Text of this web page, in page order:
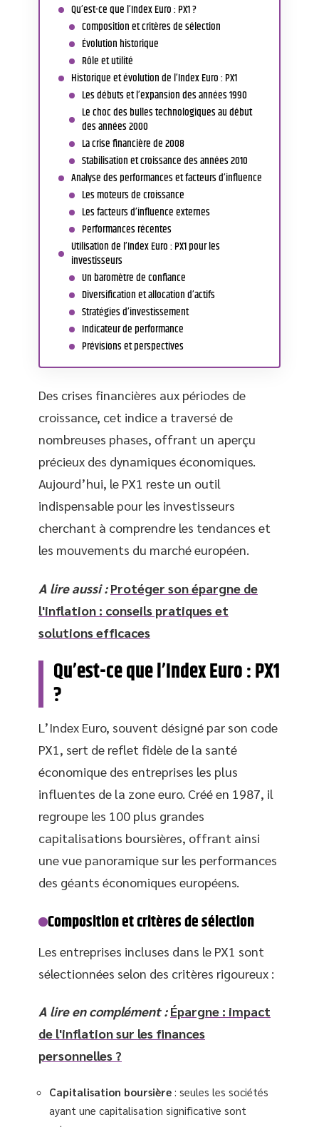
Qu’est-ce que l’Index Euro : PX1 ?
Composition et critères de sélection
Évolution historique
Rôle et utilité
Historique et évolution de l’Index Euro : PX1
Les débuts et l’expansion des années 1990
Le choc des bulles technologiques au début
des années 2000
La crise financière de 2008
Stabilisation et croissance des années 2010
Analyse des performances et facteurs d’influence
Les moteurs de croissance
Les facteurs d’influence externes
Performances récentes
Utilisation de l’Index Euro : PX1 pour les
investisseurs
Un baromètre de confiance
Diversification et allocation d’actifs
Stratégies d’investissement
Indicateur de performance
Prévisions et perspectives
Des crises financières aux périodes de
croissance, cet indice a traversé de
nombreuses phases, offrant un aperçu
précieux des dynamiques économiques.
Aujourd’hui, le PX1 reste un outil
indispensable pour les investisseurs
cherchant à comprendre les tendances et
les mouvements du marché européen.
A lire aussi : Protéger son épargne de
l'inflation : conseils pratiques et
solutions efficaces
Qu’est-ce que l’Index Euro : PX1
?
L’Index Euro, souvent désigné par son code
PX1, sert de reflet fidèle de la santé
économique des entreprises les plus
influentes de la zone euro. Créé en 1987, il
regroupe les 100 plus grandes
capitalisations boursières, offrant ainsi
une vue panoramique sur les performances
des géants économiques européens.
Composition et critères de sélection
Les entreprises incluses dans le PX1 sont
sélectionnées selon des critères rigoureux :
A lire en complément : Épargne : impact
de l'inflation sur les finances
personnelles ?
Capitalisation boursière : seules les sociétés
ayant une capitalisation significative sont